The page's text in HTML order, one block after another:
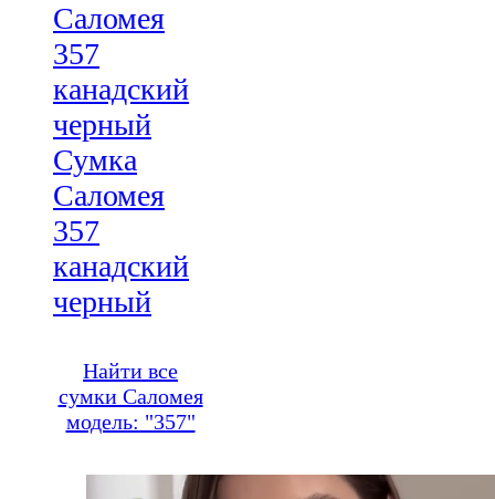
Сумка
Саломея
357
канадский
черный
Найти все
сумки Саломея
модель: "357"